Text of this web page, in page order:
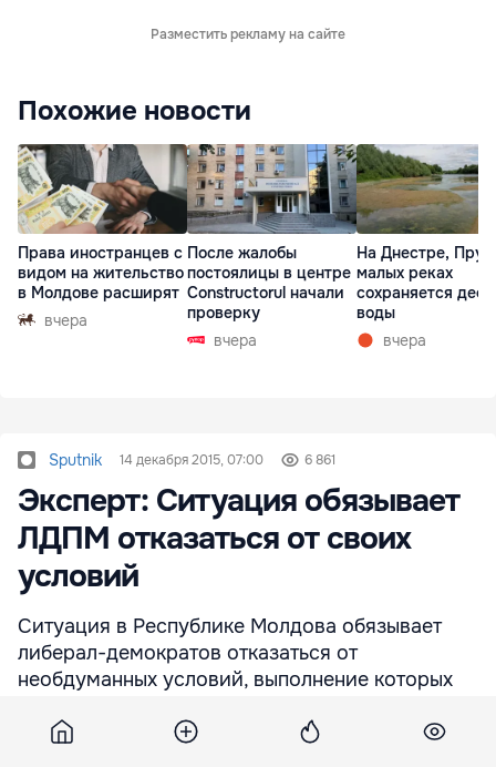
Разместить рекламу на сайте
Похожие новости
Права иностранцев с
видом на жительство
в Молдове расширят
вчера
После жалобы
постоялицы в центре
Constructorul начали
проверку
вчера
На Днестре,
малых реках
сохраняется
воды
вчера
Sputnik 14 декабря 2015, 07:00 6 861
Эксперт: Ситуация обязывает
ЛДПМ отказаться от своих
условий
Ситуация в Республике Молдова обязывает
либерал-демократов отказаться от
необдуманных условий, выполнение которых